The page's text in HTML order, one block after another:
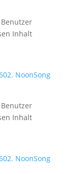
Inhalt
NoonSong
Inhalt
NoonSong